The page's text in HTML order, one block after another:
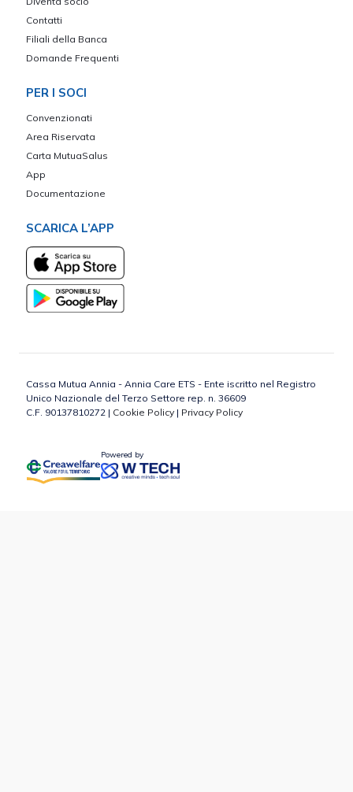
Contatti
Filiali della Banca
Domande Frequenti
PER I SOCI
Convenzionati
Area Riservata
Carta MutuaSalus
App
Documentazione
SCARICA L’APP
Cassa Mutua Annia - Annia Care ETS - Ente iscritto nel Registro
Unico Nazionale del Terzo Settore rep. n. 36609
C.F. 90137810272 | Cookie Policy | Privacy Policy
Powered by